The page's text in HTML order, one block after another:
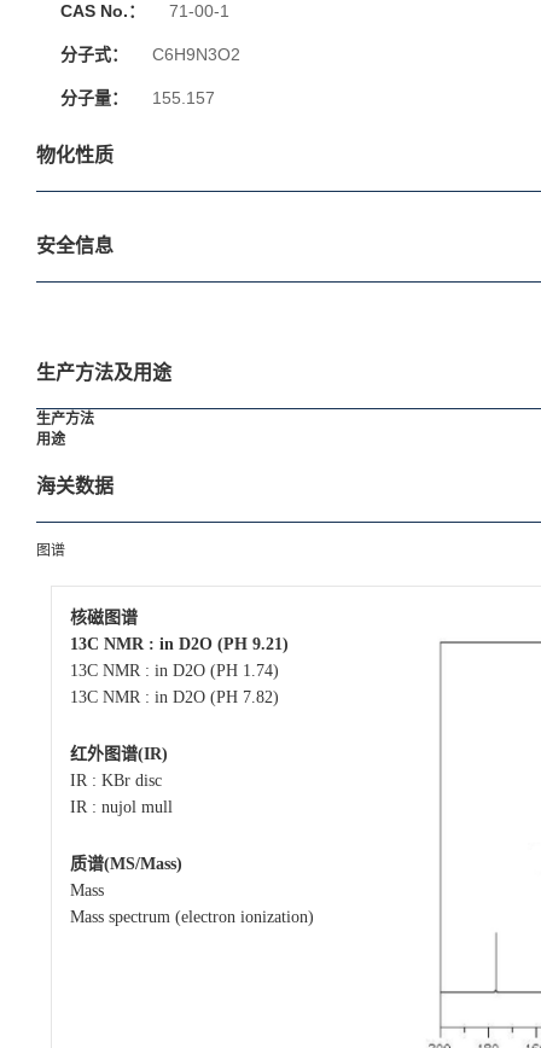
CAS No.： 71-00-1
分子式： C6H9N3O2
分子量： 155.157
物化性质
安全信息
生产方法及用途
生产方法
用途
海关数据
图谱
核磁图谱
13C NMR : in D2O (PH 9.21)
13C NMR : in D2O (PH 1.74)
13C NMR : in D2O (PH 7.82)
红外图谱(IR)
IR : KBr disc
IR : nujol mull
质谱(MS/Mass)
Mass
Mass spectrum (electron ionization)